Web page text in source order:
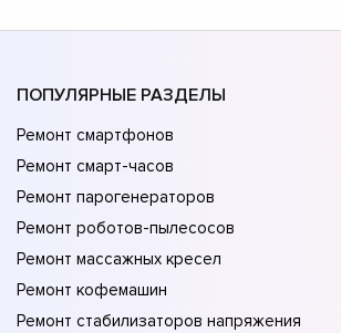
ПОПУЛЯРНЫЕ РАЗДЕЛЫ
Ремонт смартфонов
Ремонт смарт-часов
Ремонт парогенераторов
Ремонт роботов-пылесосов
Ремонт массажных кресел
Ремонт кофемашин
Ремонт стабилизаторов напряжения